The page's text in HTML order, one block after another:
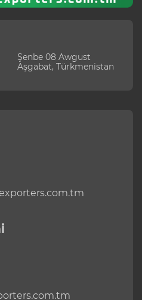
Şenbe 08 Awgust
Aşgabat, Türkmenistan